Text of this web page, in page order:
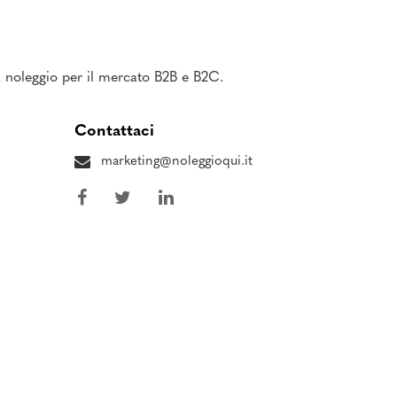
per il mercato B2B e B2C.
Contattaci
marketing@noleggioqui.it